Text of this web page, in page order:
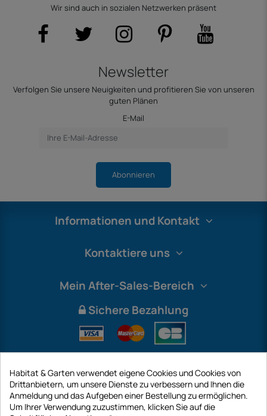
Wir sind auch in sozialen Netzwerken präsent
Newsletter
Verfolgen Sie unsere Neuigkeiten und profitieren Sie von unseren
guten Plänen
E-Mail
Abonnieren
Informationen und Kontakt
Kontaktiere uns
Mein After-Sales-Bereich
Sichere Bezahlung
Habitat & Garten verwendet eigene Cookies und Cookies von
Drittanbietern, um unsere Dienste zu verbessern und Ihnen die
Anmeldung und das Aufgeben einer Bestellung zu ermöglichen.
Um Ihrer Verwendung zuzustimmen, klicken Sie auf die